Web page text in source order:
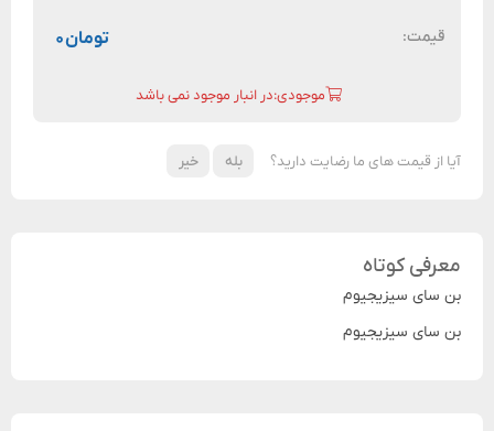
قیمت: ۰تومان
موجودی:در انبار موجود نمی باشد
آیا از قیمت های ما رضایت دارید؟ بله خیر
معرفی کوتاه
بن سای سیزیجیوم
بن سای سیزیجیوم